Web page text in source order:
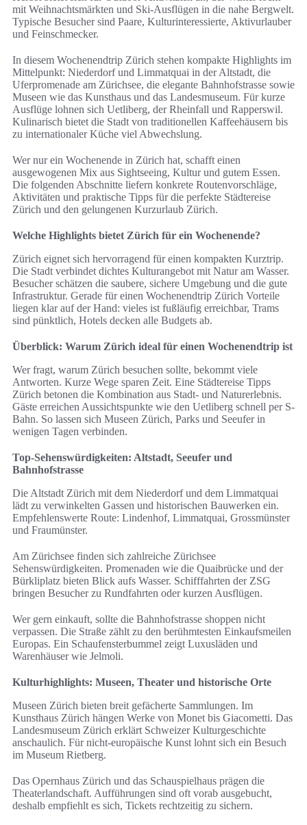
mit Weihnachtsmärkten und Ski-Ausflügen in die nahe Bergwelt.
Typische Besucher sind Paare, Kulturinteressierte, Aktivurlauber
und Feinschmecker.
In diesem Wochenendtrip Zürich stehen kompakte Highlights im
Mittelpunkt: Niederdorf und Limmatquai in der Altstadt, die
Uferpromenade am Zürichsee, die elegante Bahnhofstrasse sowie
Museen wie das Kunsthaus und das Landesmuseum. Für kurze
Ausflüge lohnen sich Uetliberg, der Rheinfall und Rapperswil.
Kulinarisch bietet die Stadt von traditionellen Kaffeehäusern bis
zu internationaler Küche viel Abwechslung.
Wer nur ein Wochenende in Zürich hat, schafft einen
ausgewogenen Mix aus Sightseeing, Kultur und gutem Essen.
Die folgenden Abschnitte liefern konkrete Routenvorschläge,
Aktivitäten und praktische Tipps für die perfekte Städtereise
Zürich und den gelungenen Kurzurlaub Zürich.
Welche Highlights bietet Zürich für ein Wochenende?
Zürich eignet sich hervorragend für einen kompakten Kurztrip.
Die Stadt verbindet dichtes Kulturangebot mit Natur am Wasser.
Besucher schätzen die saubere, sichere Umgebung und die gute
Infrastruktur. Gerade für einen Wochenendtrip Zürich Vorteile
liegen klar auf der Hand: vieles ist fußläufig erreichbar, Trams
sind pünktlich, Hotels decken alle Budgets ab.
Überblick: Warum Zürich ideal für einen Wochenendtrip ist
Wer fragt, warum Zürich besuchen sollte, bekommt viele
Antworten. Kurze Wege sparen Zeit. Eine Städtereise Tipps
Zürich betonen die Kombination aus Stadt- und Naturerlebnis.
Gäste erreichen Aussichtspunkte wie den Uetliberg schnell per S-
Bahn. So lassen sich Museen Zürich, Parks und Seeufer in
wenigen Tagen verbinden.
Top-Sehenswürdigkeiten: Altstadt, Seeufer und
Bahnhofstrasse
Die Altstadt Zürich mit dem Niederdorf und dem Limmatquai
lädt zu verwinkelten Gassen und historischen Bauwerken ein.
Empfehlenswerte Route: Lindenhof, Limmatquai, Grossmünster
und Fraumünster.
Am Zürichsee finden sich zahlreiche Zürichsee
Sehenswürdigkeiten. Promenaden wie die Quaibrücke und der
Bürkliplatz bieten Blick aufs Wasser. Schifffahrten der ZSG
bringen Besucher zu Rundfahrten oder kurzen Ausflügen.
Wer gern einkauft, sollte die Bahnhofstrasse shoppen nicht
verpassen. Die Straße zählt zu den berühmtesten Einkaufsmeilen
Europas. Ein Schaufensterbummel zeigt Luxusläden und
Warenhäuser wie Jelmoli.
Kulturhighlights: Museen, Theater und historische Orte
Museen Zürich bieten breit gefächerte Sammlungen. Im
Kunsthaus Zürich hängen Werke von Monet bis Giacometti. Das
Landesmuseum Zürich erklärt Schweizer Kulturgeschichte
anschaulich. Für nicht-europäische Kunst lohnt sich ein Besuch
im Museum Rietberg.
Das Opernhaus Zürich und das Schauspielhaus prägen die
Theaterlandschaft. Aufführungen sind oft vorab ausgebucht,
deshalb empfiehlt es sich, Tickets rechtzeitig zu sichern.